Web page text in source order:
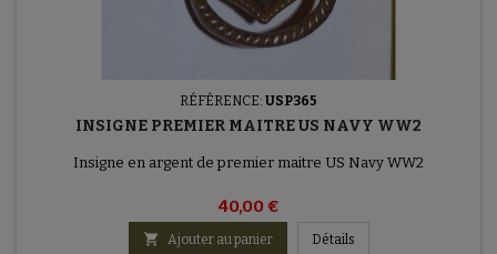
RÉFÉRENCE: USP365
INSIGNE PREMIER MAITRE US NAVY WW2
Insigne en argent de premier maitre US Navy WW2
40,00 €
 Ajouter au panier Détails